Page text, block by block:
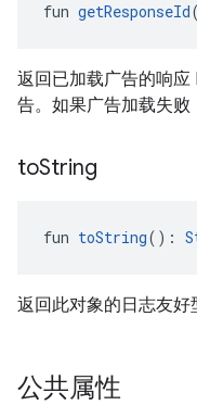
fun getResponseId
返回已加载广告的响
告。如果广告加载失败
toString
fun toString():
返回此对象的日志友好
公共属性